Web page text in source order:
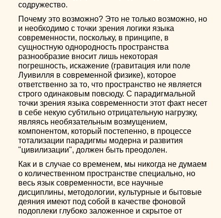
содружество.
Почему это возможно? Это не только возможно, но
и необходимо с точки зрения логики языка
современности, поскольку, в принципе, в
сущностную однородность пространства
разнообразие вносит лишь некоторая
погрешность, искажение (гравитация или поле
Луивилля в современной физике), которое
ответственно за то, что пространство не является
строго одинаковым повсюду. С парадигмальной
точки зрения языка современности этот факт несет
в себе некую субтильно отрицательную нагрузку,
являясь необязательным возмущением,
компонентом, который постепенно, в процессе
тотализации парадигмы модерна и развития
"цивилизации", должен быть преодолен.
Как и в случае со временем, мы никогда не думаем
о количественном пространстве специально, но
весь язык современности, все научные
дисциплины, методологии, культурные и бытовые
деяния имеют под собой в качестве фоновой
подоплеки глубоко заложенное и скрытое от